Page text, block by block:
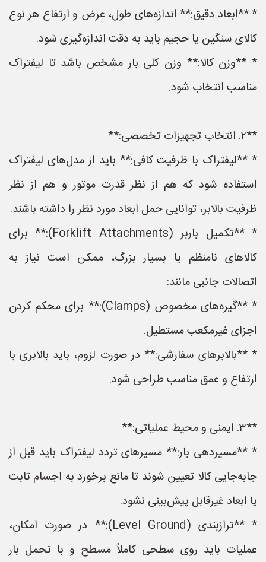
* **ابعاد دقیق:** اندازه‌های طول، عرض و ارتفاع هر نوع
کالای سنگین یا حجیم باید به دقت اندازه‌گیری شود.
* **وزن کالا:** وزن کلی بار مشخص باشد تا لیفتراک
مناسب انتخاب شود.
**۲. انتخاب تجهیزات تخصصی:**
* **لیفتراک با ظرفیت کافی:** باید از مدل‌های لیفتراک
استفاده شود که هم از نظر قدرت موتور و هم از نظر
ظرفیت بالابر، توانایی حمل ابعاد مورد نظر را داشته باشند.
* **تکمیل باربر (Forklift Attachments):** برای
کالاهای نامنظم یا بسیار بزرگ، ممکن است نیاز به
اتصالات جانبی مانند:
* **گیره‌های مخصوص (Clamps):** برای محکم کردن
اجزای غیرمکعب مستطیل.
* **بالابر‌های سفارشی:** در صورت لزوم، باید بالابری با
ارتفاع و عمق مناسب طراحی شود.
**۳. ایمنی و محیط عملیاتی:**
* **مسیردهی بار:** مسیرهای تردد لیفتراک باید قبل از
جابه‌جایی کالا تعیین شوند تا مانع برخورد به اجسام ثابت
یا ابعاد غیرقابل پیش‌بینی نشود.
* **ترازبندی (Level Ground):** در صورت امکان،
عملیات باید روی سطحی کاملاً مسطح و با تحمل بار